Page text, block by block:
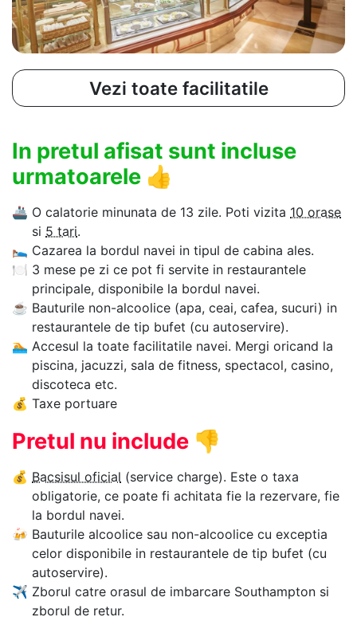
Vezi toate facilitatile
In pretul afisat sunt incluse
urmatoarele 👍
🚢 O calatorie minunata de 13 zile. Poti vizita 10 orase
si 5 tari.
🛌 Cazarea la bordul navei in tipul de cabina ales.
🍽 3 mese pe zi ce pot fi servite in restaurantele
principale, disponibile la bordul navei.
☕ Bauturile non-alcoolice (apa, ceai, cafea, sucuri) in
restaurantele de tip bufet (cu autoservire).
🏊‍ Accesul la toate facilitatile navei. Mergi oricand la
piscina, jacuzzi, sala de fitness, spectacol, casino,
discoteca etc.
💰 Taxe portuare
Pretul nu include 👎
💰 Bacsisul oficial (service charge). Este o taxa
obligatorie, ce poate fi achitata fie la rezervare, fie
la bordul navei.
🍻 Bauturile alcoolice sau non-alcoolice cu exceptia
celor disponibile in restaurantele de tip bufet (cu
autoservire).
✈ Zborul catre orasul de imbarcare Southampton si
zborul de retur.